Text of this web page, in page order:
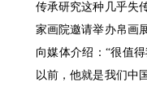
传承研究这种几乎失
家画院邀请举办帛画
向媒体介绍：“很值
以前，他就是我们中